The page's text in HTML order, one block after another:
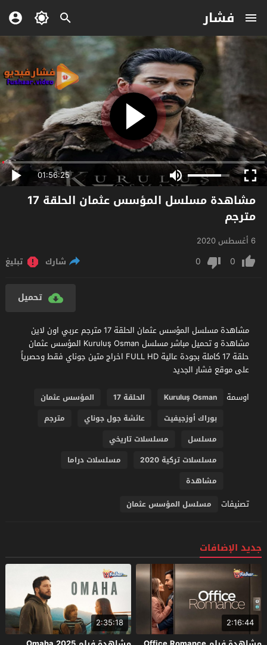
فشار
01:56:25
مشاهدة مسلسل المؤسس عثمان الحلقة 17
مترجم
6 أغسطس 2020
0
0 شارك تبليغ
تحميل
مشاهدة مسلسل المؤسس عثمان الحلقة 17 مترجم عربي اون لاين
مشاهدة و تحميل مباشر مسلسل Kuruluş Osman المؤسس عثمان
حلقة 17 كاملة بجودة عالية FULL HD اخراج متين جوناي فقط وحصرياً
على موقع فشار الجديد
اوسمة
Kuruluş Osman الحلقة 17
المؤسس عثمان
بوراك أوزجيفيت
عائشة جول جوناي
مترجم
مسلسل
مسلسلات تاريخي
مسلسلات تركية 2020
مسلسلات دراما
مشاهدة
تصنيفات مسلسل المؤسس عثمان
جديد الإضافات
2:16:44
2:35:18